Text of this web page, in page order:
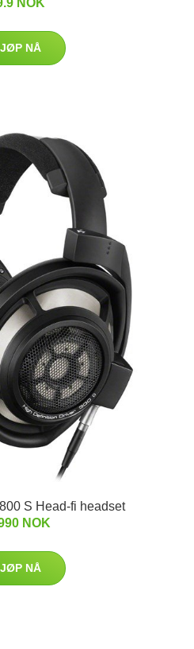
NOK
NÅ
S Head-fi headset
NOK
NÅ